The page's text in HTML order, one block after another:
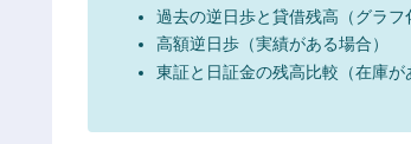
過去の逆日歩と貸借残高（グラフ
高額逆日歩（実績がある場合）
東証と日証金の残高比較（在庫が